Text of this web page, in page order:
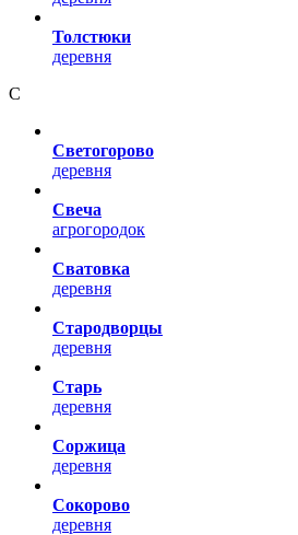
Толстюки
деревня
С
Светогорово
деревня
Свеча
агрогородок
Сватовка
деревня
Стародворцы
деревня
Старь
деревня
Соржица
деревня
Сокорово
деревня